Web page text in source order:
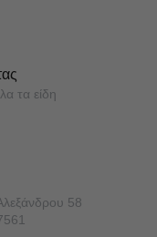
τα είδη
58